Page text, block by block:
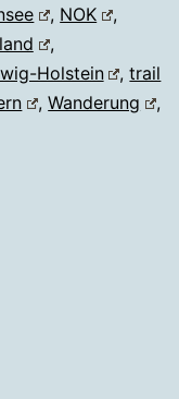
, NOK
,
,
Holstein ,trail
,Wanderung
,